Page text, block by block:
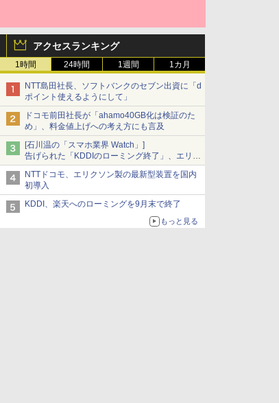
アクセスランキング
1時間 24時間 1週間 1カ月
NTT島田社長、ソフトバンクのセブン出資に「d
ポイント使えるようにして」
ドコモ前田社長が「ahamo40GB化は検証のた
め」、料金値上げへの考え方にも言及
[石川温の「スマホ業界 Watch」]
告げられた「KDDIのローミング終了」、エリア
マップの落とし穴と楽天モバイルの課題
NTTドコモ、エリクソン製の最新型装置を国内
初導入
KDDI、楽天へのローミングを9月末で終了
もっと見る